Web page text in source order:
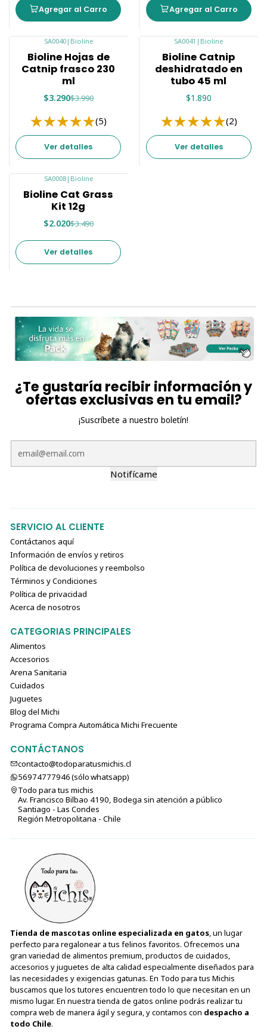
Agregar al Carro Agregar al Carro
Agotado
SA0040| Bioline
Bioline Hojas de
Catnip frasco 230
ml
$3.290$3.990
(5)
Ver detalles
SA0041 | Bioline
Bioline Catnip
deshidratado en
tubo 45 ml
$1.890
(2)
Ver detalles
Agotado
SA0008| Bioline
Bioline Cat Grass
Kit 12g
$2.020$3.490
Ver detalles
¿Te gustaría recibir información y
ofertas exclusivas en tu email?
¡Suscríbete a nuestro boletín!
Notifícame
SERVICIO AL CLIENTE
Contáctanos aquí
Información de envíos y retiros
Política de devoluciones y reembolso
Términos y Condiciones
Política de privacidad
Acerca de nosotros
CATEGORIAS PRINCIPALES
Alimentos
Accesorios
Arena Sanitaria
Cuidados
Juguetes
Blog del Michi
Programa Compra Automática Michi Frecuente
CONTÁCTANOS
contacto@todoparatusmichis.cl
56974777946 (sólo⁣⁣⁣⁣⁣​​​​​​​​​​​​​​​ whatsapp)
Todo para tus michis
Av. Francisco Bilbao 4190, Bodega sin atención a público
Santiago - Las Condes
Región Metropolitana - Chile
Tienda de mascotas online especializada en gatos, un lugar
perfecto para regalonear a tus felinos favoritos. Ofrecemos una
gran variedad de alimentos premium, productos de cuidados,
accesorios y juguetes de alta calidad especialmente diseñados para
las necesidades y exigencias gatunas. En Todo para tus Michis
buscamos que los tutores encuentren todo lo que necesitan en un
mismo lugar. En nuestra tienda de gatos online podrás realizar tu
compra web de manera ágil y segura, y contamos con despacho a
todo Chile.